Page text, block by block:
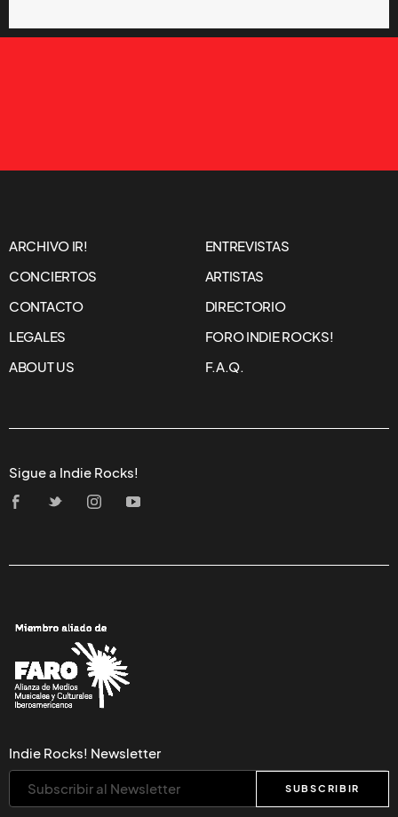
ARCHIVO IR!
ENTREVISTAS
CONCIERTOS
ARTISTAS
CONTACTO
DIRECTORIO
LEGALES
FORO INDIE ROCKS!
ABOUT US
F.A.Q.
Sigue a Indie Rocks!
Indie Rocks! Newsletter